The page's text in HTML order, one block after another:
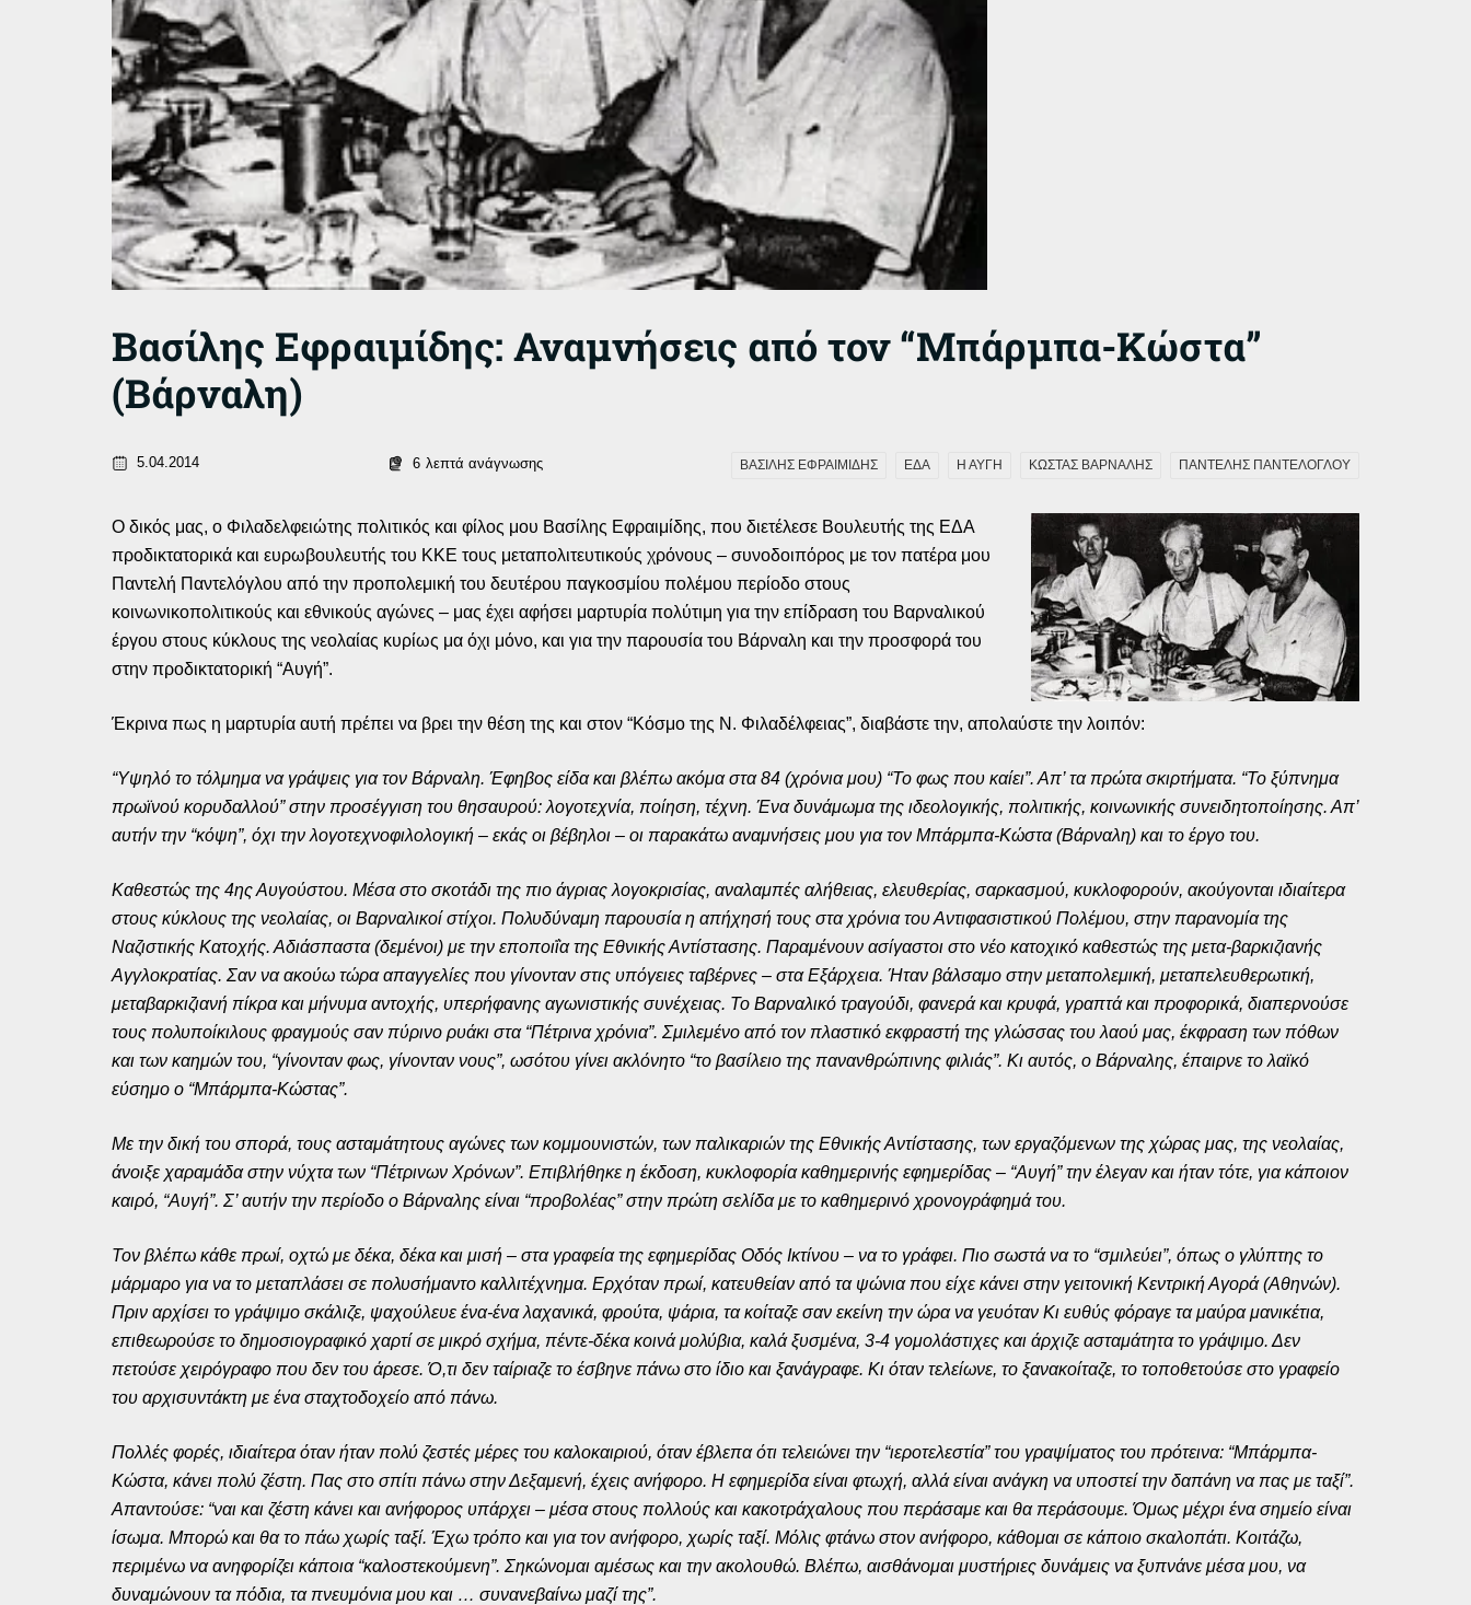
Βασίλης Εφραιμίδης: Αναμνήσεις από τον “Μπάρμπα-Κώστα”
(Βάρναλη)
5.04.2014 6 λεπτά ανάγνωσης ΒΑΣΙΛΗΣ ΕΦΡΑΙΜΙΔΗΣ ΕΔΑ Η ΑΥΓΗ ΚΩΣΤΑΣ ΒΑΡΝΑΛΗΣ ΠΑΝΤΕΛΗΣ ΠΑΝΤΕΛΟΓΛΟΥ
Ο δικός μας, ο Φιλαδελφειώτης πολιτικός και φίλος μου Βασίλης Εφραιμίδης, που διετέλεσε Βουλευτής της ΕΔΑ
προδικτατορικά και ευρωβουλευτής του ΚΚΕ τους μεταπολιτευτικούς χρόνους – συνοδοιπόρος με τον πατέρα μου
Παντελή Παντελόγλου από την προπολεμική του δευτέρου παγκοσμίου πολέμου περίοδο στους
κοινωνικοπολιτικούς και εθνικούς αγώνες – μας έχει αφήσει μαρτυρία πολύτιμη για την επίδραση του Βαρναλικού
έργου στους κύκλους της νεολαίας κυρίως μα όχι μόνο, και για την παρουσία του Βάρναλη και την προσφορά του
στην προδικτατορική “Αυγή”.
Έκρινα πως η μαρτυρία αυτή πρέπει να βρει την θέση της και στον “Κόσμο της Ν. Φιλαδέλφειας”, διαβάστε την, απολαύστε την λοιπόν:
“Υψηλό το τόλμημα να γράψεις για τον Βάρναλη. Έφηβος είδα και βλέπω ακόμα στα 84 (χρόνια μου) “Το φως που καίει”. Απ’ τα πρώτα σκιρτήματα. “Το ξύπνημα
πρωϊνού κορυδαλλού” στην προσέγγιση του θησαυρού: λογοτεχνία, ποίηση, τέχνη. Ένα δυνάμωμα της ιδεολογικής, πολιτικής, κοινωνικής συνειδητοποίησης. Απ’
αυτήν την “κόψη”, όχι την λογοτεχνοφιλολογική – εκάς οι βέβηλοι – οι παρακάτω αναμνήσεις μου για τον Μπάρμπα-Κώστα (Βάρναλη) και το έργο του.
Καθεστώς της 4ης Αυγούστου. Μέσα στο σκοτάδι της πιο άγριας λογοκρισίας, αναλαμπές αλήθειας, ελευθερίας, σαρκασμού, κυκλοφορούν, ακούγονται ιδιαίτερα
στους κύκλους της νεολαίας, οι Βαρναλικοί στίχοι. Πολυδύναμη παρουσία η απήχησή τους στα χρόνια του Αντιφασιστικού Πολέμου, στην παρανομία της
Ναζιστικής Κατοχής. Αδιάσπαστα (δεμένοι) με την εποποιΐα της Εθνικής Αντίστασης. Παραμένουν ασίγαστοι στο νέο κατοχικό καθεστώς της μετα-βαρκιζιανής
Αγγλοκρατίας. Σαν να ακούω τώρα απαγγελίες που γίνονταν στις υπόγειες ταβέρνες – στα Εξάρχεια. Ήταν βάλσαμο στην μεταπολεμική, μεταπελευθερωτική,
μεταβαρκιζιανή πίκρα και μήνυμα αντοχής, υπερήφανης αγωνιστικής συνέχειας. Το Βαρναλικό τραγούδι, φανερά και κρυφά, γραπτά και προφορικά, διαπερνούσε
τους πολυποίκιλους φραγμούς σαν πύρινο ρυάκι στα “Πέτρινα χρόνια”. Σμιλεμένο από τον πλαστικό εκφραστή της γλώσσας του λαού μας, έκφραση των πόθων
και των καημών του, “γίνονταν φως, γίνονταν νους”, ωσότου γίνει ακλόνητο “το βασίλειο της πανανθρώπινης φιλιάς”. Κι αυτός, ο Βάρναλης, έπαιρνε το λαϊκό
εύσημο ο “Μπάρμπα-Κώστας”.
Με την δική του σπορά, τους ασταμάτητους αγώνες των κομμουνιστών, των παλικαριών της Εθνικής Αντίστασης, των εργαζόμενων της χώρας μας, της νεολαίας,
άνοιξε χαραμάδα στην νύχτα των “Πέτρινων Χρόνων”. Επιβλήθηκε η έκδοση, κυκλοφορία καθημερινής εφημερίδας – “Αυγή” την έλεγαν και ήταν τότε, για κάποιον
καιρό, “Αυγή”. Σ’ αυτήν την περίοδο ο Βάρναλης είναι “προβολέας” στην πρώτη σελίδα με το καθημερινό χρονογράφημά του.
Τον βλέπω κάθε πρωί, οχτώ με δέκα, δέκα και μισή – στα γραφεία της εφημερίδας Οδός Ικτίνου – να το γράφει. Πιο σωστά να το “σμιλεύει”, όπως ο γλύπτης το
μάρμαρο για να το μεταπλάσει σε πολυσήμαντο καλλιτέχνημα. Ερχόταν πρωί, κατευθείαν από τα ψώνια που είχε κάνει στην γειτονική Κεντρική Αγορά (Αθηνών).
Πριν αρχίσει το γράψιμο σκάλιζε, ψαχούλευε ένα-ένα λαχανικά, φρούτα, ψάρια, τα κοίταζε σαν εκείνη την ώρα να γευόταν Κι ευθύς φόραγε τα μαύρα μανικέτια,
επιθεωρούσε το δημοσιογραφικό χαρτί σε μικρό σχήμα, πέντε-δέκα κοινά μολύβια, καλά ξυσμένα, 3-4 γομολάστιχες και άρχιζε ασταμάτητα το γράψιμο. Δεν
πετούσε χειρόγραφο που δεν του άρεσε. Ό,τι δεν ταίριαζε το έσβηνε πάνω στο ίδιο και ξανάγραφε. Κι όταν τελείωνε, το ξανακοίταζε, το τοποθετούσε στο γραφείο
του αρχισυντάκτη με ένα σταχτοδοχείο από πάνω.
Πολλές φορές, ιδιαίτερα όταν ήταν πολύ ζεστές μέρες του καλοκαιριού, όταν έβλεπα ότι τελειώνει την “ιεροτελεστία” του γραψίματος του πρότεινα: “Μπάρμπα-
Κώστα, κάνει πολύ ζέστη. Πας στο σπίτι πάνω στην Δεξαμενή, έχεις ανήφορο. Η εφημερίδα είναι φτωχή, αλλά είναι ανάγκη να υποστεί την δαπάνη να πας με ταξί”.
Απαντούσε: “ναι και ζέστη κάνει και ανήφορος υπάρχει – μέσα στους πολλούς και κακοτράχαλους που περάσαμε και θα περάσουμε. Όμως μέχρι ένα σημείο είναι
ίσωμα. Μπορώ και θα το πάω χωρίς ταξί. Έχω τρόπο και για τον ανήφορο, χωρίς ταξί. Μόλις φτάνω στον ανήφορο, κάθομαι σε κάποιο σκαλοπάτι. Κοιτάζω,
περιμένω να ανηφορίζει κάποια “καλοστεκούμενη”. Σηκώνομαι αμέσως και την ακολουθώ. Βλέπω, αισθάνομαι μυστήριες δυνάμεις να ξυπνάνε μέσα μου, να
δυναμώνουν τα πόδια, τα πνευμόνια μου και … συνανεβαίνω μαζί της”.